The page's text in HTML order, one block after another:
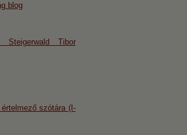
blog
Steigerwald Tibor
szótára (I-